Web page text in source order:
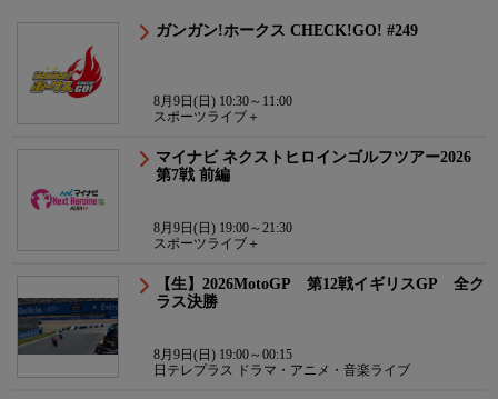
ガンガン!ホークス CHECK!GO! #249
8月9日(日) 10:30～11:00
スポーツライブ＋
マイナビ ネクストヒロインゴルフツアー2026
第7戦 前編
8月9日(日) 19:00～21:30
スポーツライブ＋
【生】2026MotoGP 第12戦イギリスGP 全ク
ラス決勝
8月9日(日) 19:00～00:15
日テレプラス ドラマ・アニメ・音楽ライブ